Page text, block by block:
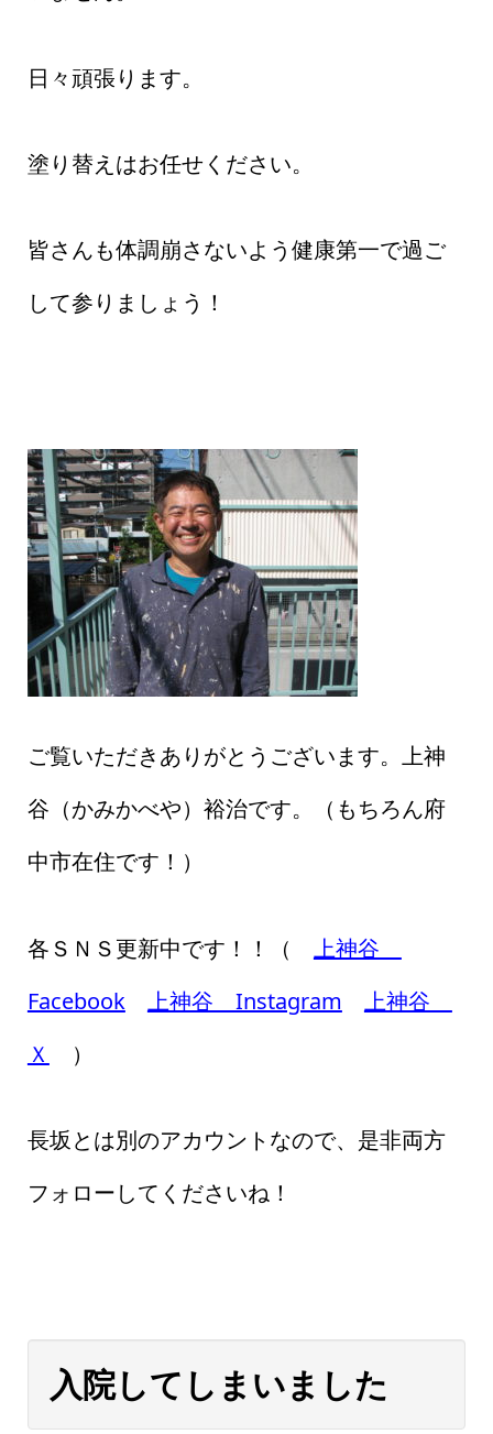
日々頑張ります。
塗り替えはお任せください。
皆さんも体調崩さないよう健康第一で過ご
して参りましょう！
ご覧いただきありがとうございます。上神
谷（かみかべや）裕治です。（もちろん府
中市在住です！）
各ＳＮＳ更新中です！！（ 上神谷
Facebook
上神谷 Instagram
上神谷
Ｘ
）
長坂とは別のアカウントなので、是非両方
フォローしてくださいね！
入院してしまいました